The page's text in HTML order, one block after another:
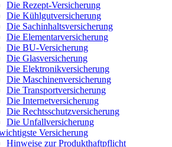
Die Rezept-Versicherung
Die Kühlgutversicherung
Die Sachinhaltsversicherung
Die Elementarversicherung
Die BU-Versicherung
Die Glasversicherung
Die Elektronikversicherung
Die Maschinenversicherung
Die Transportversicherung
Die Internetversicherung
Die Rechtsschutzversicherung
Die Unfallversicherung
Versicherung
Hinweise zur Produkthaftpflicht